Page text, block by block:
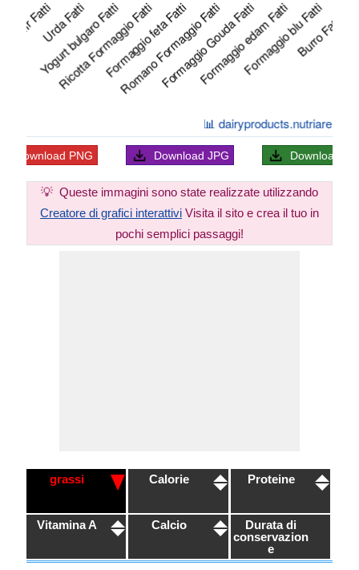
Download PNG Download JPG Download
💡 Queste immagini sono state realizzate utilizzando
Creatore di grafici interattivi Visita il sito e crea il tuo in
pochi semplici passaggi!
grassi Calorie Proteine
Vitamina A Calcio
Durata di
conservazion
e